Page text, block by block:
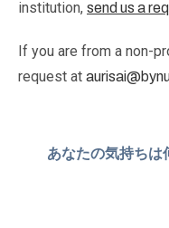
institution, send us a
If you are from a non-
request at
あなたの気持ちは